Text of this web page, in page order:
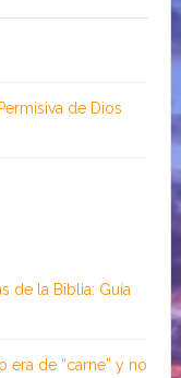
de Dios
de la Biblia: Guía
era de “carne” y no